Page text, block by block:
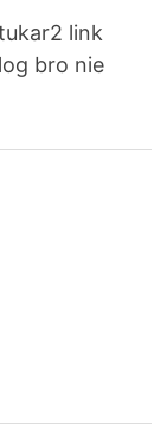
link
bro nie